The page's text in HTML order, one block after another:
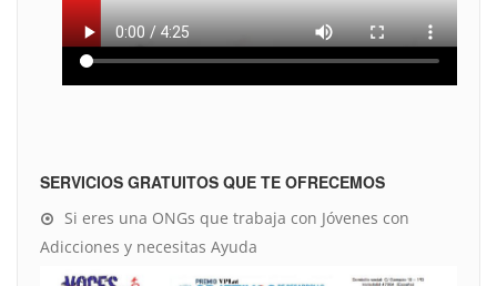
SERVICIOS GRATUITOS QUE TE OFRECEMOS
Si eres una ONGs que trabaja con Jóvenes con
Adicciones y necesitas Ayuda